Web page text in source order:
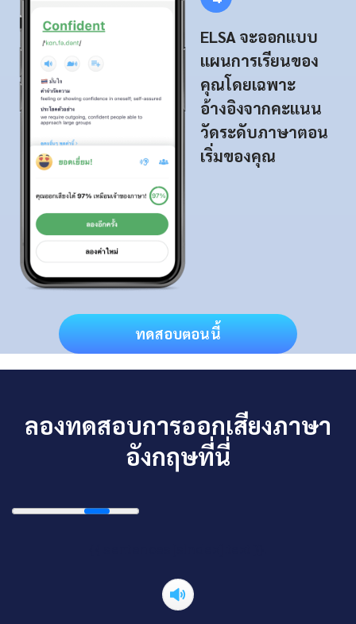
ELSA จะออกแบบ
แผนการเรียนของ
คุณโดยเฉพาะ
อ้างอิงจากคะแนน
วัดระดับภาษาตอน
เริ่มของคุณ
ทดสอบตอนนี้
ลองทดสอบการออกเสียงภาษา
อังกฤษที่นี่